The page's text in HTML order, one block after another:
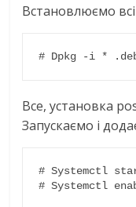
Встановлюємо
# Dpkg -i *
Все, установка
Запускаємо і
# Systemctl
# Systemctl